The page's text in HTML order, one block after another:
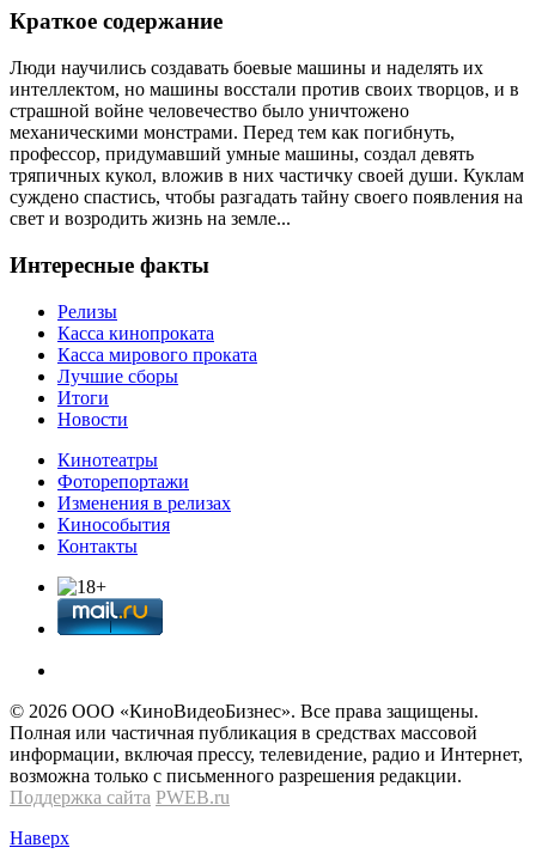
Краткое содержание
Люди научились создавать боевые машины и наделять их
интеллектом, но машины восстали против своих творцов, и в
страшной войне человечество было уничтожено
механическими монстрами. Перед тем как погибнуть,
профессор, придумавший умные машины, создал девять
тряпичных кукол, вложив в них частичку своей души. Куклам
суждено спастись, чтобы разгадать тайну своего появления на
свет и возродить жизнь на земле...
Интересные факты
Релизы
Касса кинопроката
Касса мирового проката
Лучшие сборы
Итоги
Новости
Кинотеатры
Фоторепортажи
Изменения в релизах
Кинособытия
Контакты
© 2026 OOО «КиноВидеоБизнес». Все права защищены.
Полная или частичная публикация в средствах массовой
информации, включая прессу, телевидение, радио и Интернет,
возможна только с письменного разрешения редакции.
Поддержка сайта PWEB.ru
Наверх